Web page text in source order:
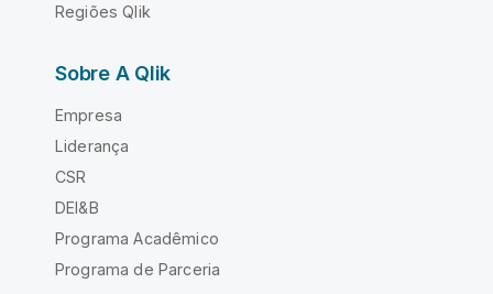
Regiões Qlik
Sobre A Qlik
Empresa
Liderança
CSR
DEI&B
Programa Acadêmico
Programa de Parceria